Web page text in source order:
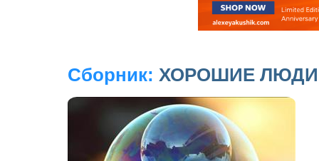
Сборник: ХОРОШИЕ ЛЮДИ